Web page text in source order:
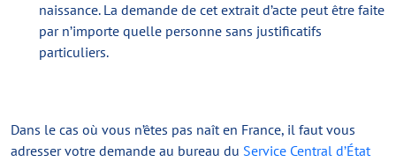
naissance. La demande de cet extrait d’acte peut être faite
par n’importe quelle personne sans justificatifs
particuliers.
Dans le cas où vous n’êtes pas naît en France, il faut vous
adresser votre demande au bureau du Service Central d’État